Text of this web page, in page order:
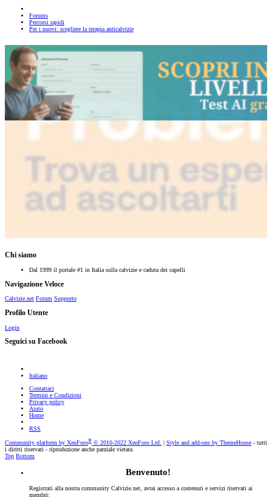
Forums
Percorsi rapidi
Per i nuovi: scegliere la terapia anticalvizie
Chi siamo
Dal 1999 il portale #1 in Italia sulla calvizie e caduta dei capelli
Navigazione Veloce
Calvizie.net Forum Supporto
Profilo Utente
Login
Seguici su Facebook
Italiano
Contattaci
Termini e Condizioni
Privacy policy
Aiuto
Home
RSS
Community platform by XenForo® © 2010-2022 XenForo Ltd. Style and add-ons by ThemeHouse - tutti
i diritti riservati - riproduzione anche parziale vietata
Top Bottom
Benvenuto!
Registrati alla nostra community Calvizie.net, avrai accesso a contenuti e servizi riservati ai
membri: